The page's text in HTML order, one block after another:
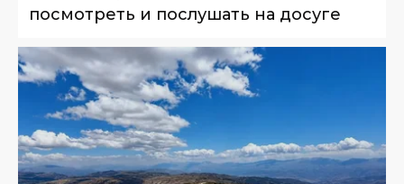
посмотреть и послушать на досуге